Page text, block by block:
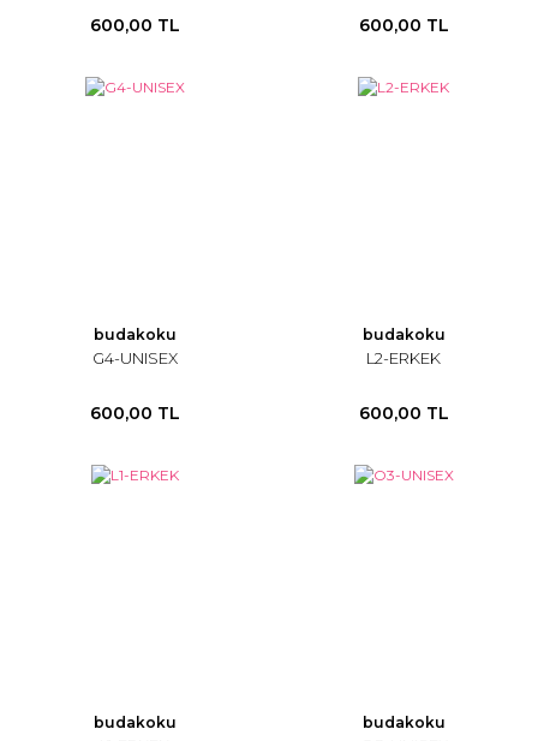
600,00 TL 600,00 TL
budakoku
G4-UNISEX
600,00 TL
budakoku
L2-ERKEK
600,00 TL
budakoku budakoku